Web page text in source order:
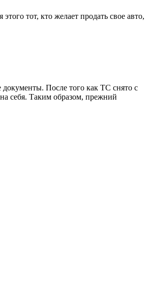
тот, кто желает продать свое авто,
После того как ТС снято с
на себя. Таким образом, прежний